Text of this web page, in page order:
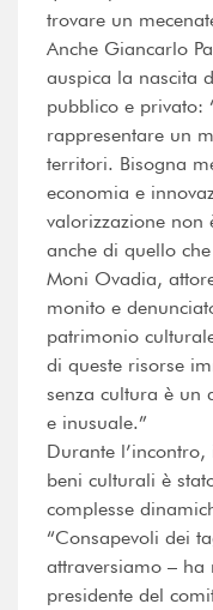
trovare un
Anche Giancarlo
auspica la nascita
pubblico e privato:
rappresentare un
territori. Bisogna
economia e
valorizzazione non
anche di quello
Moni Ovadia,
monito e
patrimonio
di queste risorse
senza cultura è un
e inusuale.”
Durante
beni culturali è
complesse
“Consapevoli dei
attraversiamo –
presidente del